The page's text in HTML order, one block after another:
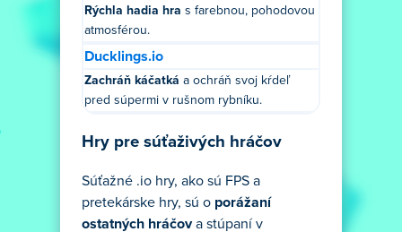
Rýchla hadia hra s farebnou, pohodovou
atmosférou.
Ducklings.io
Zachráň káčatká a ochráň svoj kŕdeľ
pred súpermi v rušnom rybníku.
Hry pre súťaživých hráčov
Súťažné .io hry, ako sú FPS a
pretekárske hry, sú o porážaní
ostatných hráčova stúpaní v